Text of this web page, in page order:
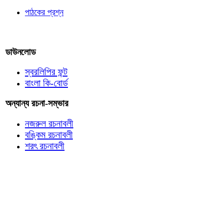
পাঠকের প্রশ্ন
ডাউনলোড
স্বরলিপির ফন্ট
বাংলা কি-বোর্ড
অন্যান্য রচনা-সম্ভার
নজরুল রচনাবলী
বঙ্কিম রচনাবলী
শরৎ রচনাবলী